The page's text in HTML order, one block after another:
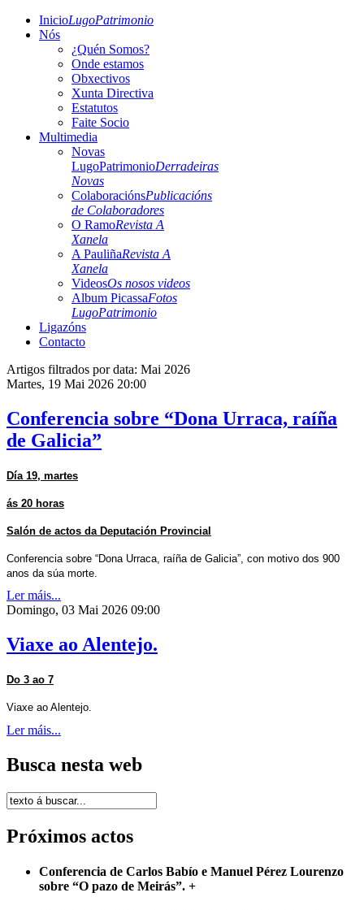
InicioLugoPatrimonio
Nós
¿Quén Somos?
Onde estamos
Obxectivos
Xunta Directiva
Estatutos
Faite Socio
Multimedia
Novas
LugoPatrimonioDerradeiras
Novas
ColaboraciónsPublicacións
de Colaboradores
O RamoRevista A
Xanela
A PauliñaRevista A
Xanela
VideosOs nosos videos
Album PicassaFotos
LugoPatrimonio
Ligazóns
Contacto
Artigos filtrados por data: Mai 2026
Martes, 19 Mai 2026 20:00
Conferencia sobre “Dona Urraca, raíña
de Galicia”
Día 19, martes
ás 20 horas
Salón de actos da Deputación Provincial
Conferencia sobre “Dona Urraca, raíña de Galicia”, con motivo dos 900
anos da súa morte.
Ler máis...
Domingo, 03 Mai 2026 09:00
Viaxe ao Alentejo.
Do 3 ao 7
Viaxe ao Alentejo.
Ler máis...
Busca nesta web
Próximos actos
Conferencia de Carlos Babío e Manuel Pérez Lourenzo
sobre “O pazo de Meirás”. +